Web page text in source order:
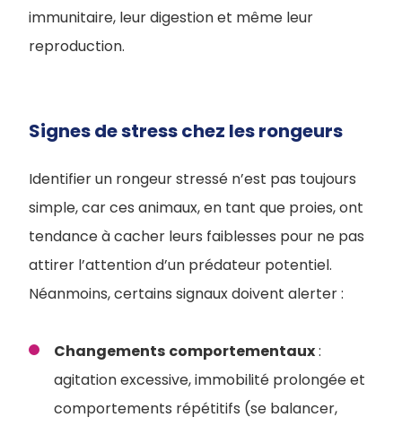
immunitaire, leur digestion et même leur
reproduction.
Signes de stress chez les rongeurs
Identifier un rongeur stressé n’est pas toujours
simple, car ces animaux, en tant que proies, ont
tendance à cacher leurs faiblesses pour ne pas
attirer l’attention d’un prédateur potentiel.
Néanmoins, certains signaux doivent alerter :
Changements comportementaux:
agitation excessive, immobilité prolongée et
comportements répétitifs (se balancer,